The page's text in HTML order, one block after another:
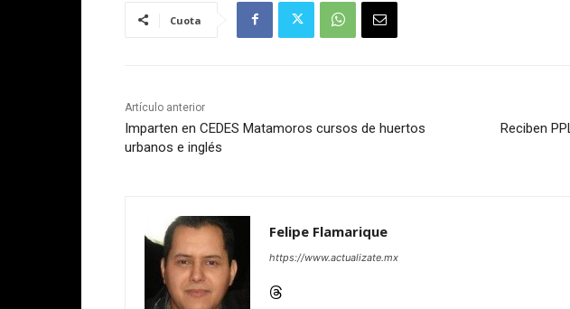
Cuota
Artículo anterior
Imparten en CEDES Matamoros cursos de huertos
urbanos e inglés
Reciben
Felipe Flamarique
https://www.actualizate.mx